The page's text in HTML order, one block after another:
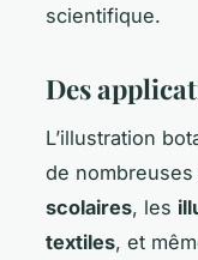
scientifique.
Des
L’illustration
de
scolaires, les
textiles, et